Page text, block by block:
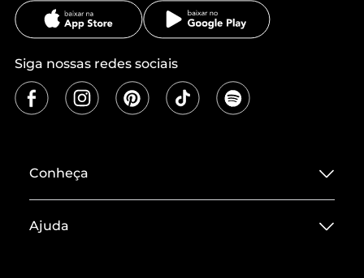
Siga nossas redes sociais
Conheça
Termos de Uso
Ajuda